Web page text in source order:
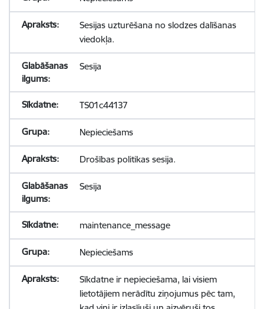
Sesijas uzturēšana no slodzes dalīšanas
viedokļa.
Sesija
TS01c44137
Nepieciešams
Drošības politikas sesija.
Sesija
maintenance_message
Nepieciešams
Sīkdatne ir nepieciešama, lai visiem
lietotājiem nerādītu ziņojumus pēc tam,